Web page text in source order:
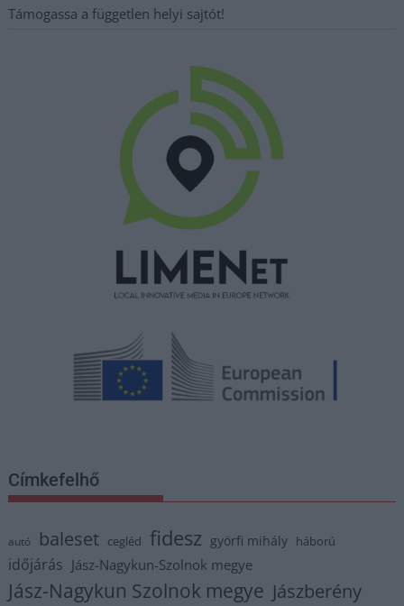
Támogassa a független helyi sajtót!
Címkefelhő
autó baleset cegléd fidesz györfi mihály háború
időjárás Jász-Nagykun-Szolnok megye
Jász-Nagykun Szolnok megye Jászberény